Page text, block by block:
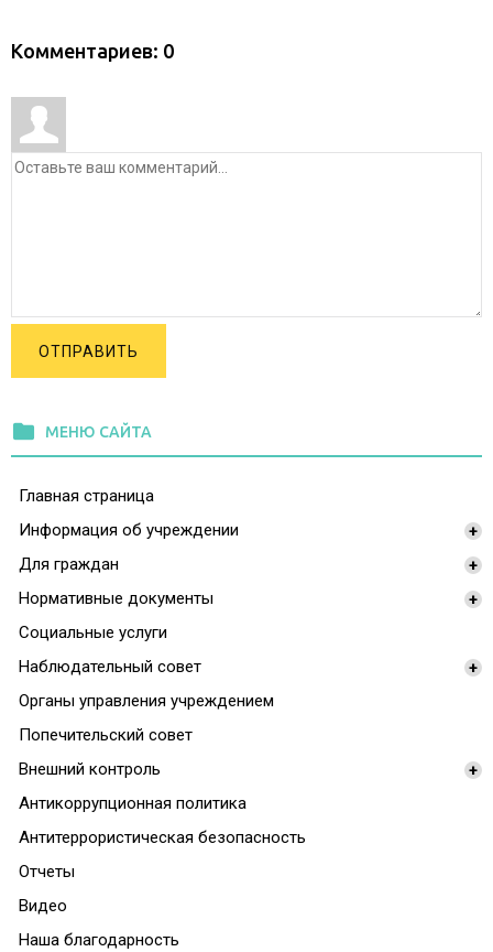
Комментариев: 0
ОТПРАВИТЬ
folder МЕНЮ САЙТА
Главная страница
Информация об учреждении
+
Для граждан
+
Нормативные документы
+
Социальные услуги
Наблюдательный совет
+
Органы управления учреждением
Попечительский совет
Внешний контроль
+
Антикоррупционная политика
Антитеррористическая безопасность
Отчеты
Видео
Наша благодарность